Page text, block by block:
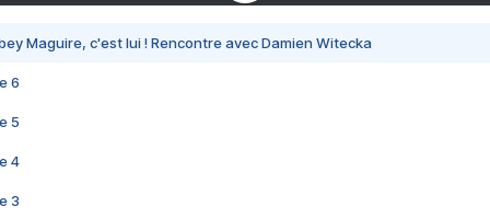
Maguire, c'est lui ! Rencontre avec Damien Witecka
6
5
4
3